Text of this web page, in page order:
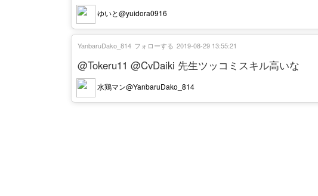
ゆいと@yuidora0916
@Tokeru11 @CvDaiki 先生ツッコミスキル高いな
水鶏マン@YanbaruDako_814
YanbaruDako_814 フォローする 2019-08-29 13:55:21